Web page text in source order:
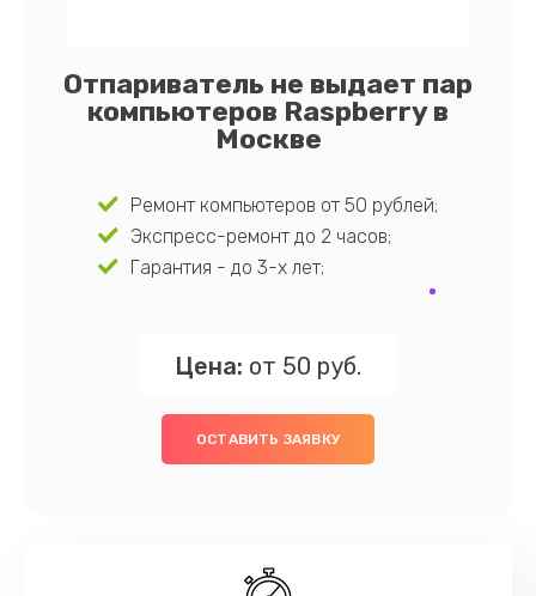
Отпариватель не выдает пар
компьютеров Raspberry в
Москве
Ремонт компьютеров от 50 рублей;
Экспресс-ремонт до 2 часов;
Гарантия - до 3-х лет;
Цена: от 50 руб.
ОСТАВИТЬ ЗАЯВКУ